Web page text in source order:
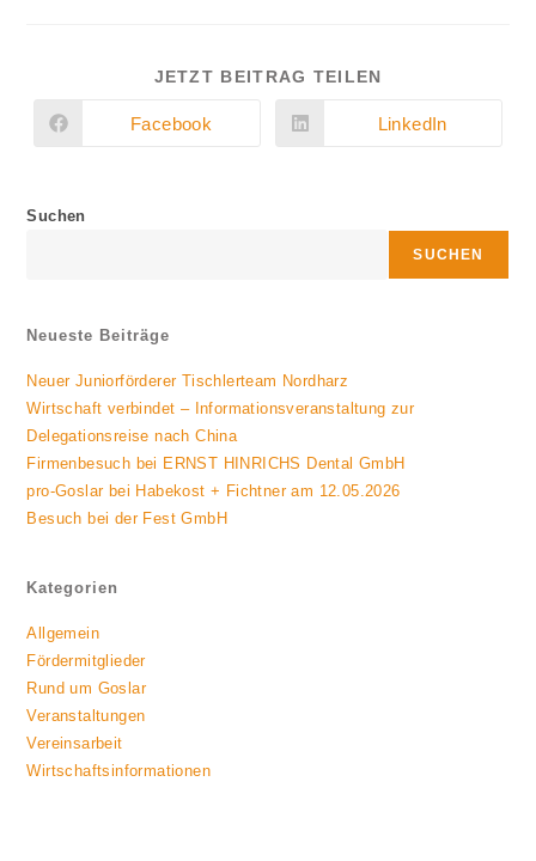
JETZT BEITRAG TEILEN
Öffnet
Facebook
Öffnet
LinkedIn
Suchen
SUCHEN
Neueste Beiträge
Neuer Juniorförderer Tischlerteam Nordharz
Wirtschaft verbindet – Informationsveranstaltung zur
Delegationsreise nach China
Firmenbesuch bei ERNST HINRICHS Dental GmbH
pro-Goslar bei Habekost + Fichtner am 12.05.2026
Besuch bei der Fest GmbH
Kategorien
Allgemein
Fördermitglieder
Rund um Goslar
Veranstaltungen
Vereinsarbeit
Wirtschaftsinformationen